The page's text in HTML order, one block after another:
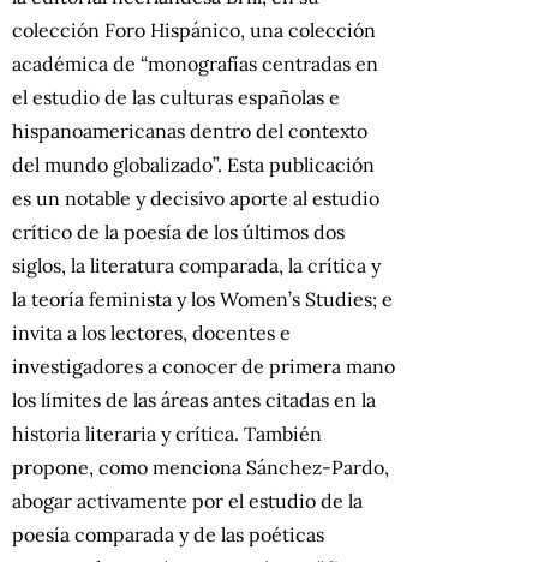
colección Foro Hispánico, una colección
académica de “monografías centradas en
el estudio de las culturas españolas e
hispanoamericanas dentro del contexto
del mundo globalizado”. Esta publicación
es un notable y decisivo aporte al estudio
crítico de la poesía de los últimos dos
siglos, la literatura comparada, la crítica y
la teoría feminista y los Women’s Studies; e
invita a los lectores, docentes e
investigadores a conocer de primera mano
los límites de las áreas antes citadas en la
historia literaria y crítica. También
propone, como menciona Sánchez-Pardo,
abogar activamente por el estudio de la
poesía comparada y de las poéticas